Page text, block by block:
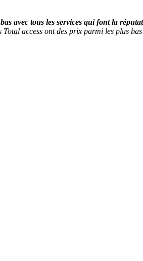
avec tous les services qui font la
access ont des prix parmi les plus